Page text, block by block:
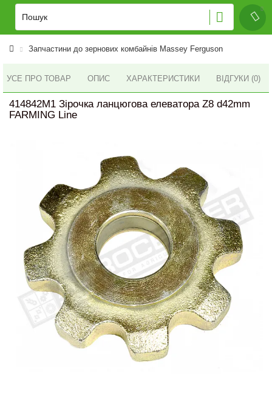
Запчастини до зернових комбайнів Massey Ferguson
УСЕ ПРО ТОВАР ОПИС ХАРАКТЕРИСТИКИ ВІДГУКИ (0)
414842M1 Зірочка ланцюгова елеватора Z8 d42mm
FARMING Line